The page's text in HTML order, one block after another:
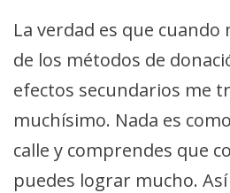
La verdad es que
de los métodos de
efectos secundarios me
muchísimo. Nada es
calle y comprendes que
puedes lograr mucho.